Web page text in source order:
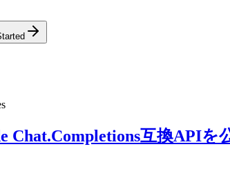
Chat.Completions互換API